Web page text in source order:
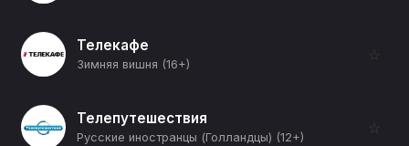
Телекафе
Зимняя вишня (16+)
☆
Телепутешествия
Русские иностранцы (Голландцы) (12+)
☆